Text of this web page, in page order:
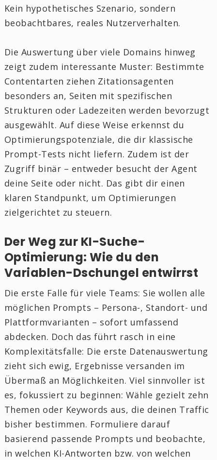
Kein hypothetisches Szenario, sondern
beobachtbares, reales Nutzerverhalten.
Die Auswertung über viele Domains hinweg
zeigt zudem interessante Muster: Bestimmte
Contentarten ziehen Zitationsagenten
besonders an, Seiten mit spezifischen
Strukturen oder Ladezeiten werden bevorzugt
ausgewählt. Auf diese Weise erkennst du
Optimierungspotenziale, die dir klassische
Prompt-Tests nicht liefern. Zudem ist der
Zugriff binär – entweder besucht der Agent
deine Seite oder nicht. Das gibt dir einen
klaren Standpunkt, um Optimierungen
zielgerichtet zu steuern.
Der Weg zur KI-Suche-
Optimierung: Wie du den
Variablen-Dschungel entwirrst
Die erste Falle für viele Teams: Sie wollen alle
möglichen Prompts – Persona-, Standort- und
Plattformvarianten – sofort umfassend
abdecken. Doch das führt rasch in eine
Komplexitätsfalle: Die erste Datenauswertung
zieht sich ewig, Ergebnisse versanden im
Übermaß an Möglichkeiten. Viel sinnvoller ist
es, fokussiert zu beginnen: Wähle gezielt zehn
Themen oder Keywords aus, die deinen Traffic
bisher bestimmen. Formuliere darauf
basierend passende Prompts und beobachte,
in welchen KI-Antworten bzw. von welchen